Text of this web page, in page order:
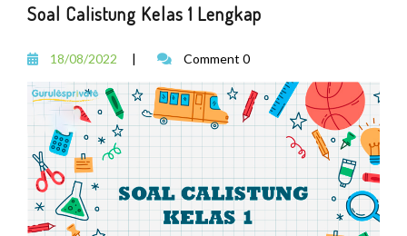
Soal Calistung Kelas 1 Lengkap
18/08/2022 | Comment 0